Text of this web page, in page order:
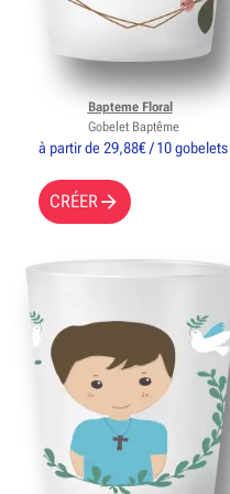
à partir de 29,88€ / 10 gobelets
CRÉER
Bapteme Floral
Gobelet Baptême